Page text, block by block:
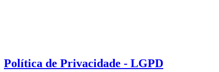
Política de Privacidade - LGPD